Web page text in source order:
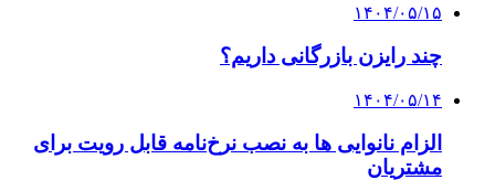
۱۴۰۴/۰۵/۱۵
چند رایزن بازرگانی داریم؟
۱۴۰۴/۰۵/۱۴
الزام نانوایی ها به نصب نرخ‌نامه قابل رویت برای
مشتریان